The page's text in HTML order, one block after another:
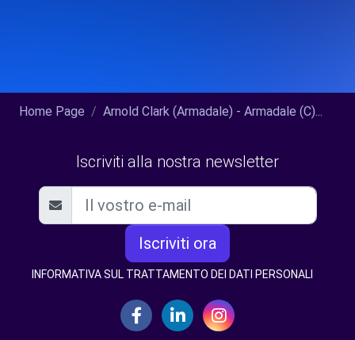
Home Page Arnold Clark (Armadale) - Armadale (C)...
Iscriviti alla nostra newsletter
Iscriviti ora
INFORMATIVA SUL TRATTAMENTO DEI DATI PERSONALI